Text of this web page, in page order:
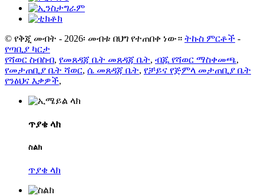
© የቅጂ መብት - 2026፡ መብቱ በህግ የተጠበቀ ነው። ትኩስ ምርቶች -
የጣቢያ ካርታ
የሻወር ስብስብ, የመጸዳጃ ቤት መጸዳጃ ቤት, ብጁ የሻወር ማስቀመጫ,
የመታጠቢያ ቤት ሻወር, ሴ መጸዳጃ ቤት, የቻይና የጅምላ መታጠቢያ ቤት
የንፅህና እቃዎች,
ጥያቄ ላክ
ስልክ
ጥያቄ ላክ